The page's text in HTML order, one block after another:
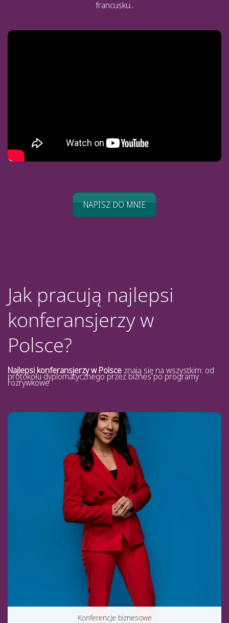
francusku..
NAPISZ DO MNIE
Jak pracują najlepsi
konferansjerzy w
Polsce?
Najlepsi konferansjerzy w Polsce znają się na wszystkim: od
protokołu dyplomatycznego przez biznes po programy
rozrywkowe
Konferencje biznesowe